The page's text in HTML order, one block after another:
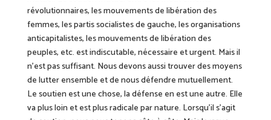
révolutionnaires, les mouvements de libération des
femmes, les partis socialistes de gauche, les organisations
anticapitalistes, les mouvements de libération des
peuples, etc. est indiscutable, nécessaire et urgent. Maisil
n’est pas suffisant. Nous devonsaussitrouver des moyens
de lutter ensemble et de nous défendre mutuellement.
Le soutien est une chose, la défense en est une autre. Elle
va plus loin et est plus radicale par nature. Lorsqu’il s’agit